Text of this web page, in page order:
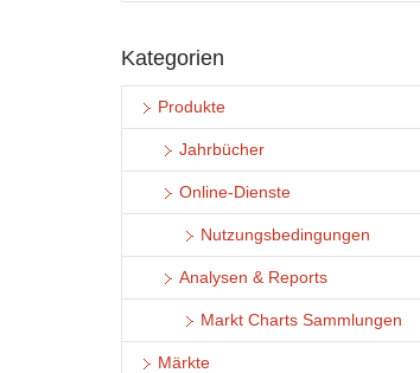
Kategorien
Produkte
Jahrbücher
Online-Dienste
Nutzungsbedingungen
Analysen & Reports
Markt Charts Sammlungen
Märkte